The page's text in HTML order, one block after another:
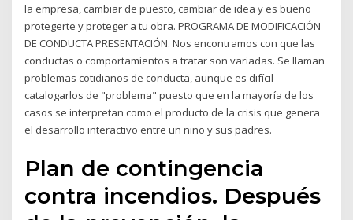
la empresa, cambiar de puesto, cambiar de idea y es bueno
protegerte y proteger a tu obra. PROGRAMA DE MODIFICACIÓN
DE CONDUCTA PRESENTACIÓN. Nos encontramos con que las
conductas o comportamientos a tratar son variadas. Se llaman
problemas cotidianos de conducta, aunque es difícil
catalogarlos de "problema" puesto que en la mayoría de los
casos se interpretan como el producto de la crisis que genera
el desarrollo interactivo entre un niño y sus padres.
Plan de contingencia
contra incendios. Después